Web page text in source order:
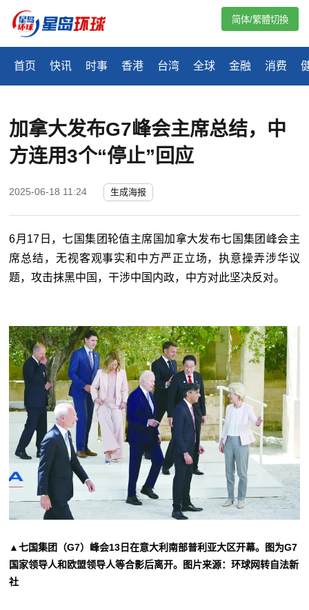
首页 快讯 时事 香港 台湾 全球 金融 消费
简体/繁體切換
加拿大发布G7峰会主席总结，中
方连用3个“停止”回应
2025-06-18 11:24 生成海报
6月17日，七国集团轮值主席国加拿大发布七国集团峰会主
席总结，无视客观事实和中方严正立场，执意操弄涉华议
题，攻击抹黑中国，干涉中国内政，中方对此坚决反对。
▲七国集团（G7）峰会13日在意大利南部普利亚大区开幕。图为G7
国家领导人和欧盟领导人等合影后离开。图片来源：环球网转自法新
社